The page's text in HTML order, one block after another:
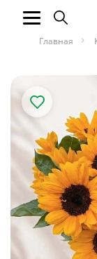
Главная